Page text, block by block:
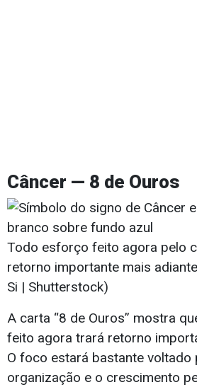
Câncer — 8 de Ouros
Todo esforço feito agora pelo
retorno importante mais
Si | Shutterstock)
A carta “8 de Ouros” mostra
feito agora trará retorno
O foco estará bastante voltado
organização e o crescimento